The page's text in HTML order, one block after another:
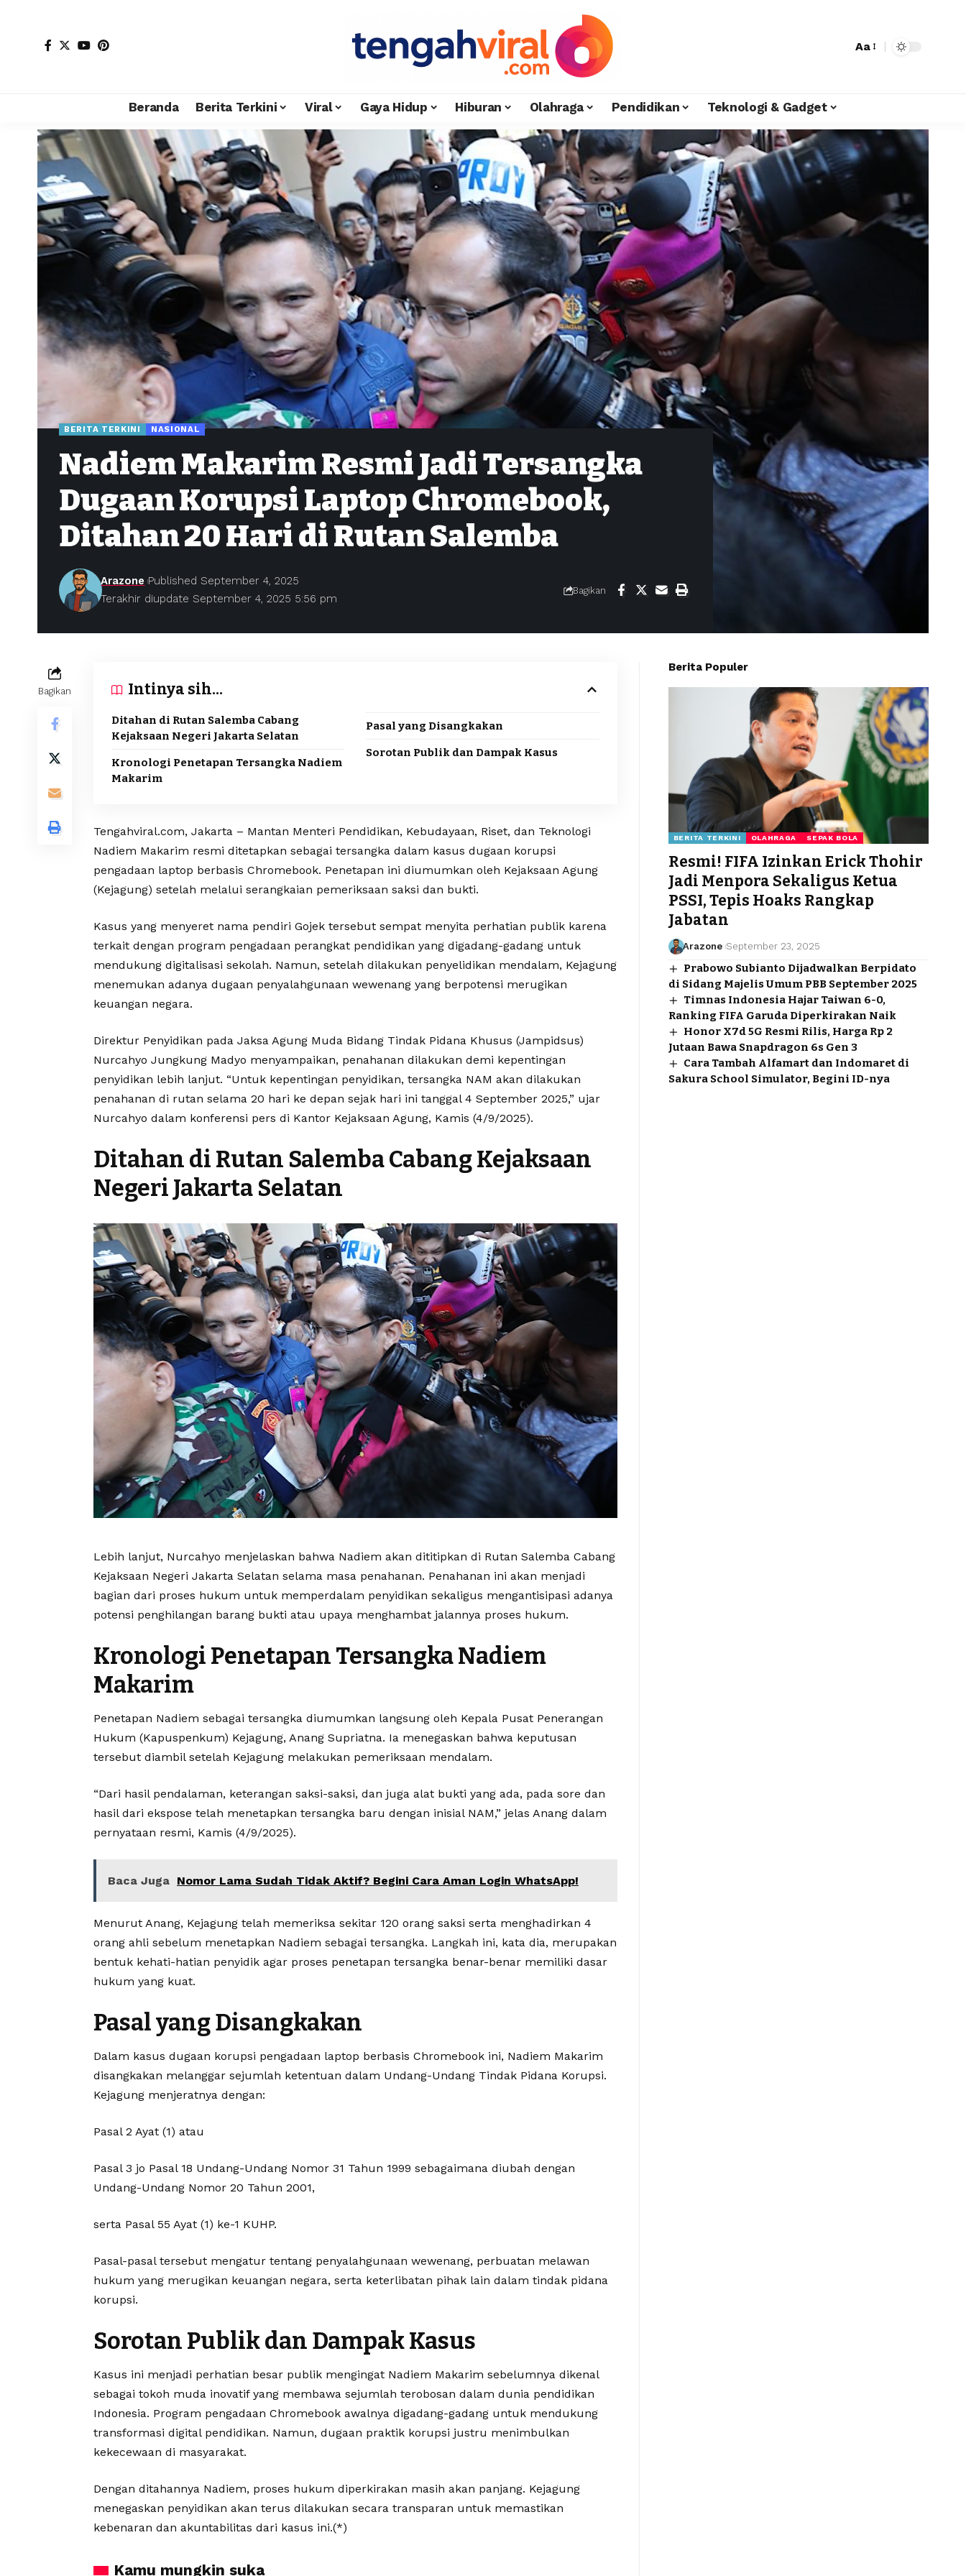
Aa
Beranda Berita Terkini Viral Gaya Hidup Hiburan Olahraga Pendidikan Teknologi & Gadget
BERITA TERKINI NASIONAL
Nadiem Makarim Resmi Jadi Tersangka
Dugaan Korupsi Laptop Chromebook,
Ditahan 20 Hari di Rutan Salemba
Terakhir diupdate September 4, 2025 5:56 pm
Arazone Published September 4, 2025
Bagikan
Bagikan Intinya sih...
Ditahan di Rutan Salemba Cabang
Kejaksaan Negeri Jakarta Selatan
Kronologi Penetapan Tersangka Nadiem
Makarim
Pasal yang Disangkakan
Sorotan Publik dan Dampak Kasus
Tengahviral.com, Jakarta – Mantan Menteri Pendidikan, Kebudayaan, Riset, dan Teknologi
Nadiem Makarim resmi ditetapkan sebagai tersangka dalam kasus dugaan korupsi
pengadaan laptop berbasis Chromebook. Penetapan ini diumumkan oleh Kejaksaan Agung
(Kejagung) setelah melalui serangkaian pemeriksaan saksi dan bukti.
Kasus yang menyeret nama pendiri Gojek tersebut sempat menyita perhatian publik karena
terkait dengan program pengadaan perangkat pendidikan yang digadang-gadang untuk
mendukung digitalisasi sekolah. Namun, setelah dilakukan penyelidikan mendalam, Kejagung
menemukan adanya dugaan penyalahgunaan wewenang yang berpotensi merugikan
keuangan negara.
Direktur Penyidikan pada Jaksa Agung Muda Bidang Tindak Pidana Khusus (Jampidsus)
Nurcahyo Jungkung Madyo menyampaikan, penahanan dilakukan demi kepentingan
penyidikan lebih lanjut. “Untuk kepentingan penyidikan, tersangka NAM akan dilakukan
penahanan di rutan selama 20 hari ke depan sejak hari ini tanggal 4 September 2025,” ujar
Nurcahyo dalam konferensi pers di Kantor Kejaksaan Agung, Kamis (4/9/2025).
Ditahan di Rutan Salemba Cabang Kejaksaan
Negeri Jakarta Selatan
Lebih lanjut, Nurcahyo menjelaskan bahwa Nadiem akan dititipkan di Rutan Salemba Cabang
Kejaksaan Negeri Jakarta Selatan selama masa penahanan. Penahanan ini akan menjadi
bagian dari proses hukum untuk memperdalam penyidikan sekaligus mengantisipasi adanya
potensi penghilangan barang bukti atau upaya menghambat jalannya proses hukum.
Kronologi Penetapan Tersangka Nadiem
Makarim
Penetapan Nadiem sebagai tersangka diumumkan langsung oleh Kepala Pusat Penerangan
Hukum (Kapuspenkum) Kejagung, Anang Supriatna. Ia menegaskan bahwa keputusan
tersebut diambil setelah Kejagung melakukan pemeriksaan mendalam.
“Dari hasil pendalaman, keterangan saksi-saksi, dan juga alat bukti yang ada, pada sore dan
hasil dari ekspose telah menetapkan tersangka baru dengan inisial NAM,” jelas Anang dalam
pernyataan resmi, Kamis (4/9/2025).
Baca Juga Nomor Lama Sudah Tidak Aktif? Begini Cara Aman Login WhatsApp!
Menurut Anang, Kejagung telah memeriksa sekitar 120 orang saksi serta menghadirkan 4
orang ahli sebelum menetapkan Nadiem sebagai tersangka. Langkah ini, kata dia, merupakan
bentuk kehati-hatian penyidik agar proses penetapan tersangka benar-benar memiliki dasar
hukum yang kuat.
Pasal yang Disangkakan
Dalam kasus dugaan korupsi pengadaan laptop berbasis Chromebook ini, Nadiem Makarim
disangkakan melanggar sejumlah ketentuan dalam Undang-Undang Tindak Pidana Korupsi.
Kejagung menjeratnya dengan:
Pasal 2 Ayat (1) atau
Pasal 3 jo Pasal 18 Undang-Undang Nomor 31 Tahun 1999 sebagaimana diubah dengan
Undang-Undang Nomor 20 Tahun 2001,
serta Pasal 55 Ayat (1) ke-1 KUHP.
Pasal-pasal tersebut mengatur tentang penyalahgunaan wewenang, perbuatan melawan
hukum yang merugikan keuangan negara, serta keterlibatan pihak lain dalam tindak pidana
korupsi.
Sorotan Publik dan Dampak Kasus
Kasus ini menjadi perhatian besar publik mengingat Nadiem Makarim sebelumnya dikenal
sebagai tokoh muda inovatif yang membawa sejumlah terobosan dalam dunia pendidikan
Indonesia. Program pengadaan Chromebook awalnya digadang-gadang untuk mendukung
transformasi digital pendidikan. Namun, dugaan praktik korupsi justru menimbulkan
kekecewaan di masyarakat.
Dengan ditahannya Nadiem, proses hukum diperkirakan masih akan panjang. Kejagung
menegaskan penyidikan akan terus dilakukan secara transparan untuk memastikan
kebenaran dan akuntabilitas dari kasus ini.(*)
Kamu mungkin suka
Berita Populer
BERITA TERKINI OLAHRAGA SEPAK BOLA
Resmi! FIFA Izinkan Erick Thohir
Jadi Menpora Sekaligus Ketua
PSSI, Tepis Hoaks Rangkap
Jabatan
Arazone September 23, 2025
Prabowo Subianto Dijadwalkan Berpidato
di Sidang Majelis Umum PBB September 2025
Timnas Indonesia Hajar Taiwan 6-0,
Ranking FIFA Garuda Diperkirakan Naik
Honor X7d 5G Resmi Rilis, Harga Rp 2
Jutaan Bawa Snapdragon 6s Gen 3
Cara Tambah Alfamart dan Indomaret di
Sakura School Simulator, Begini ID-nya